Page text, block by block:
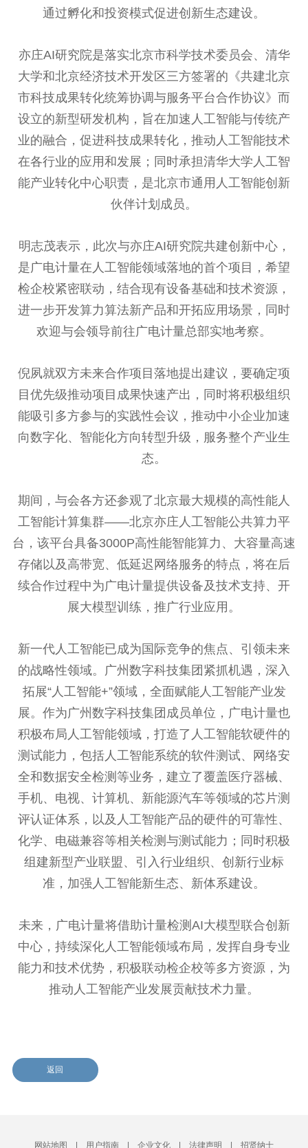
通过孵化和投资模式促进创新生态建设。
亦庄AI研究院是落实北京市科学技术委员会、清华
大学和北京经济技术开发区三方签署的《共建北京
市科技成果转化统筹协调与服务平台合作协议》而
设立的新型研发机构，旨在加速人工智能与传统产
业的融合，促进科技成果转化，推动人工智能技术
在各行业的应用和发展；同时承担清华大学人工智
能产业转化中心职责，是北京市通用人工智能创新
伙伴计划成员。
明志茂表示，此次与亦庄AI研究院共建创新中心，
是广电计量在人工智能领域落地的首个项目，希望
检企校紧密联动，结合现有设备基础和技术资源，
进一步开发算力算法新产品和开拓应用场景，同时
欢迎与会领导前往广电计量总部实地考察。
倪夙就双方未来合作项目落地提出建议，要确定项
目优先级推动项目成果快速产出，同时将积极组织
能吸引多方参与的实践性会议，推动中小企业加速
向数字化、智能化方向转型升级，服务整个产业生
态。
期间，与会各方还参观了北京最大规模的高性能人
工智能计算集群——北京亦庄人工智能公共算力平
台，该平台具备3000P高性能智能算力、大容量高速
存储以及高带宽、低延迟网络服务的特点，将在后
续合作过程中为广电计量提供设备及技术支持、开
展大模型训练，推广行业应用。
新一代人工智能已成为国际竞争的焦点、引领未来
的战略性领域。广州数字科技集团紧抓机遇，深入
拓展“人工智能+”领域，全面赋能人工智能产业发
展。作为广州数字科技集团成员单位，广电计量也
积极布局人工智能领域，打造了人工智能软硬件的
测试能力，包括人工智能系统的软件测试、网络安
全和数据安全检测等业务，建立了覆盖医疗器械、
手机、电视、计算机、新能源汽车等领域的芯片测
评认证体系，以及人工智能产品的硬件的可靠性、
化学、电磁兼容等相关检测与测试能力；同时积极
组建新型产业联盟、引入行业组织、创新行业标
准，加强人工智能新生态、新体系建设。
未来，广电计量将借助计量检测AI大模型联合创新
中心，持续深化人工智能领域布局，发挥自身专业
能力和技术优势，积极联动检企校等多方资源，为
推动人工智能产业发展贡献技术力量。
返回
网站地图 用户指南 企业文化 法律声明 招贤纳士